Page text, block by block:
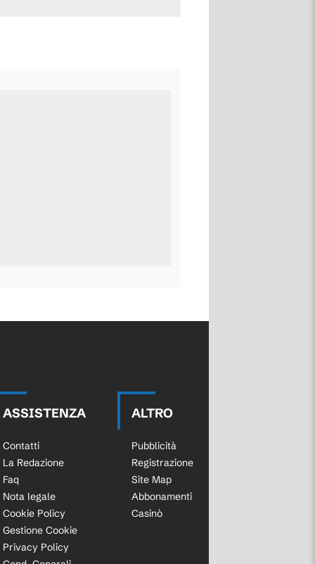
ASSISTENZA
Contatti
La Redazione
Faq
Nota legale
Cookie Policy
Gestione Cookie
Privacy Policy
ALTRO
Pubblicità
Registrazione
Site Map
Abbonamenti
Casinò